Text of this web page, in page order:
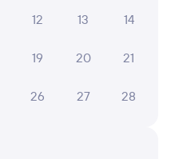
помыться в
12 13 14
19 20 21
26 27 28